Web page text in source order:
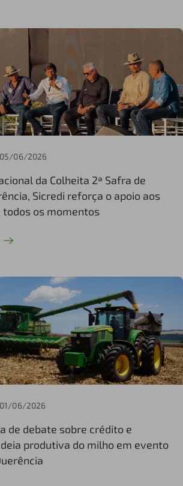
05/06/2026
da Colheita 2ª Safra de
Sicredi reforça o apoio aos
os momentos
01/06/2026
de debate sobre crédito e
produtiva do milho em evento